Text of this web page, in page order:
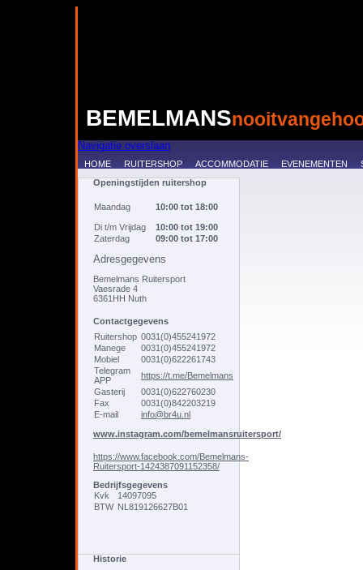
BEMELMANS
Navigatie overslaan
HOME RUITERSHOP ACCOMMODATIE EVENEMENTEN
Openingstijden ruitershop
Maandag 10:00 tot 18:00
Di t/m Vrijdag
10:00 tot 19:00
Zaterdag
09:00 tot 17:00
Adresgegevens
Bemelmans Ruitersport
Vaesrade 4
6361HH Nuth
Contactgegevens
Ruitershop 0031(0)455241972
Manege
0031(0)455241972
Mobiel
0031(0)622261743
Telegram
APP
https://t.me/Bemelmans
Gasterij
0031(0)622760230
Fax
0031(0)842203219
E-mail
info@br4u.nl
www.instagram.com/bemelmansruitersport/
https://www.facebook.com/Bemelmans-
Ruitersport-1424387091152358/
Bedrijfsgegevens
Kvk
14097095
BTW NL819126627B01
Historie